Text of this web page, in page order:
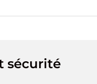
sécurité